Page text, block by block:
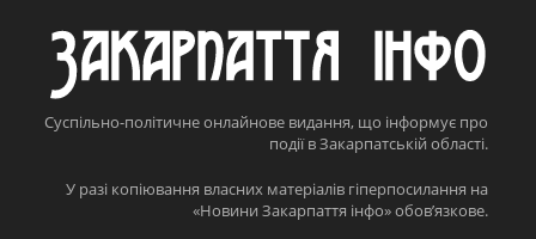
Суспільно-політичне онлайнове видання, що інформує про
події в Закарпатській області.
У разі копіювання власних матеріалів гіперпосилання на
«Новини Закарпаття інфо» обов’язкове.